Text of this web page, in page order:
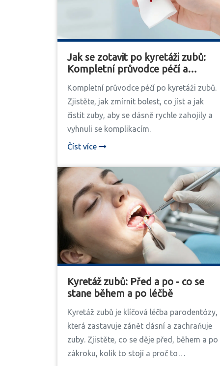
Jak se zotavit po kyretáži zubů:
Kompletní průvodce péčí a
Kompletní průvodce péčí po kyretáži zubů.
Zjistěte, jak zmírnit bolest, co jíst a jak
čistit zuby, aby se dásně rychle zahojily a
vyhnuli se komplikacím.
Číst více
Kyretáž zubů: Před a po - co se
stane během a po léčbě
Kyretáž zubů je klíčová léčba parodentózy,
která zastavuje zánět dásní a zachraňuje
zuby. Zjistěte, co se děje před, během a po
zákroku, kolik to stojí a proč to